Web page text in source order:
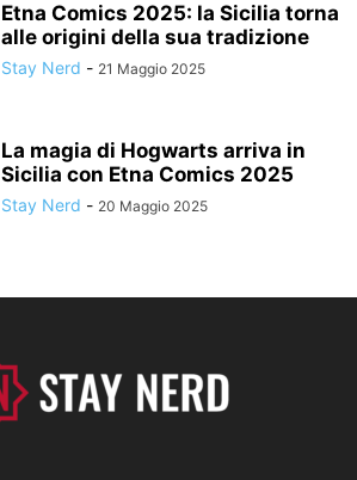
Etna Comics 2025: la Sicilia torna
alle origini della sua tradizione
Stay Nerd - 21 Maggio 2025
La magia di Hogwarts arriva in
Sicilia con Etna Comics 2025
Stay Nerd - 20 Maggio 2025